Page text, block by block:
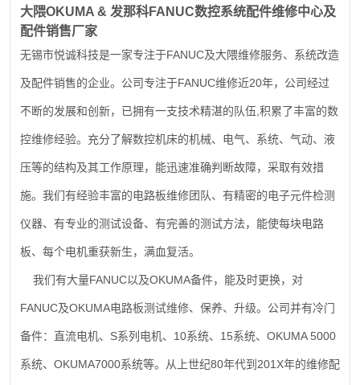
大隈OKUMA & 发那科FANUC数控系统配件维修中心及
配件销售厂家
无锡市悦诚科技是一家专注于FANUC及大隈维修服务、系统改造
及配件销售的企业。公司专注于FANUC维修近20年，公司经过
不断的发展和创新，已拥有一支技术精湛的队伍 ,积累了丰富的数
控维修经验。充分了解数控机床的机械、电气、系统、气动、液
压等的结构及其工作原理，能迅速准确判断故障，采取有效措
施。我们有经验丰富的电路板维修团队、有精密的电子元件检测
仪器、有专业的测试设备、有完善的测试方法，能使每块电路
板、每个电机重获新生，满血复活。
我们有大量FANUC以及OKUMA备件，能及时更换，对
FANUC及OKUMA电路板测试维修、保养、升级。公司并有冷门
备件：直流电机、 S系列电机、 10系统、 15系统、 OKUMA 5000
系统、 OKUMA7000系统等。从上世纪80年代到 201X年的维修配